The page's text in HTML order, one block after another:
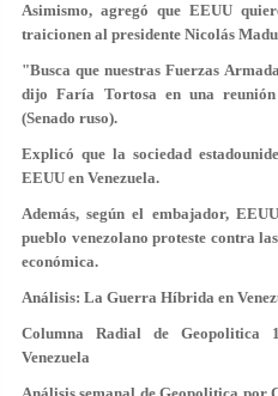
Asimismo, agregó que EEUU
traicionen al presidente Nicolás
"Busca que nuestras Fuerzas
dijo Faría Tortosa en una
(Senado ruso).
Explicó que la sociedad
EEUU en Venezuela.
Además, según el embajador,
pueblo venezolano proteste contra
económica.
Análisis: La Guerra Híbrida en
Columna Radial de
Venezuela